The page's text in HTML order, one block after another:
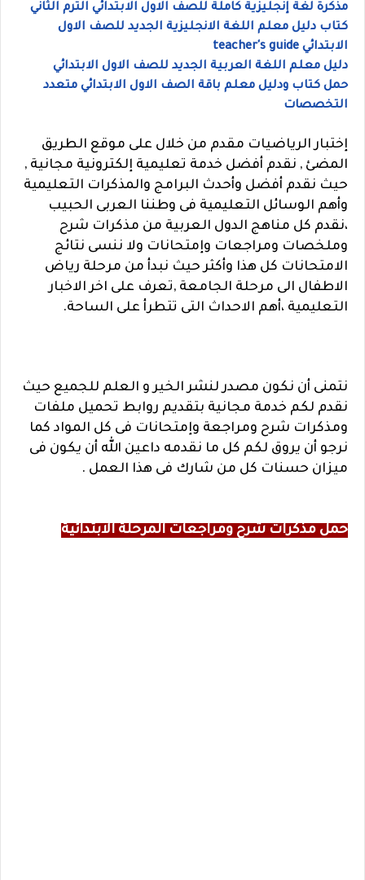
مذكرة لغة إنجليزية كاملة للصف الاول الابتدائي الترم الثاني
كتاب دليل معلم اللغة الانجليزية الجديد للصف الاول
الابتدائي teacher's guide
دليل معلم اللغة العربية الجديد للصف الاول الابتدائي
حمل كتاب ودليل معلم باقة الصف الاول الابتدائي متعدد
التخصصات
إختبار الرياضيات مقدم من خلال على موقع الطريق
المضئ , نقدم أفضل خدمة تعليمية إلكترونية مجانية ,
حيث نقدم أفضل وأحدث البرامج والمذكرات التعليمية
وأهم الوسائل التعليمية فى وطننا العربى الحبيب
،نقدم كل مناهج الدول العربية من مذكرات شرح
وملخصات ومراجعات وإمتحانات ولا ننسى نتائج
الامتحانات كل هذا وأكثر حيث نبدأ من مرحلة رياض
الاطفال الى مرحلة الجامعة ,تعرف على اخر الاخبار
التعليمية ،أهم الاحداث التى تتطرأ على الساحة.
نتمنى أن نكون مصدر لنشر الخير و العلم للجميع حيث
نقدم لكم خدمة مجانية بتقديم روابط تحميل ملفات
ومذكرات شرح ومراجعة وإمتحانات فى كل المواد كما
نرجو أن يروق لكم كل ما نقدمه داعين الله أن يكون فى
ميزان حسنات كل من شارك فى هذا العمل .
حمل مذكرات شرح ومراجعات المرحلة الابتدائية